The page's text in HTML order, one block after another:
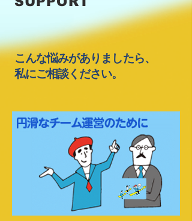
こんな悩みがありましたら、
私にご相談ください。